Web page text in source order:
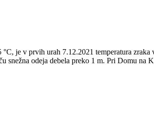
je v prvih urah 7.12.2021 temperatura
odeja debela preko 1 m. Pri Domu na